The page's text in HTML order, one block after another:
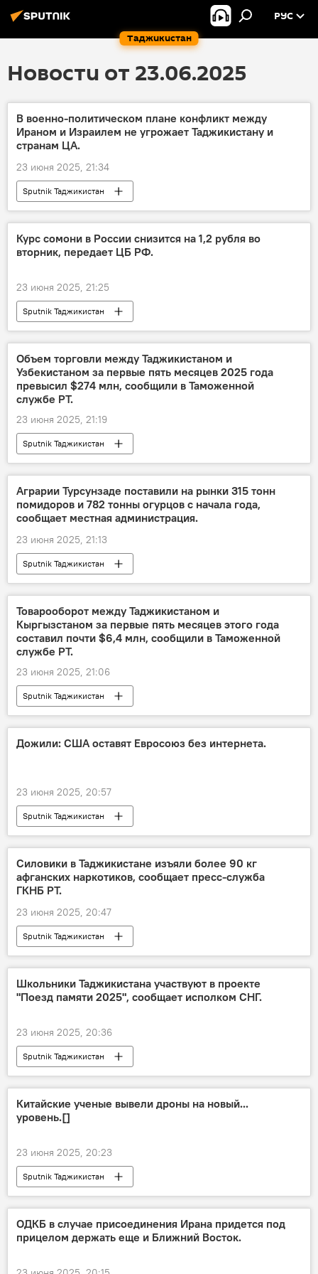
Таджикистан
РУС
Новости от 23.06.2025
В военно-политическом плане конфликт между
Ираном и Израилем не угрожает Таджикистану и
странам ЦА.
23 июня 2025, 21:34
Sputnik Таджикистан
Курс сомони в России снизится на 1,2 рубля во
вторник, передает ЦБ РФ.
23 июня 2025, 21:25
Sputnik Таджикистан
Объем торговли между Таджикистаном и
Узбекистаном за первые пять месяцев 2025 года
превысил $274 млн, сообщили в Таможенной
службе РТ.
23 июня 2025, 21:19
Sputnik Таджикистан
Аграрии Турсунзаде поставили на рынки 315 тонн
помидоров и 782 тонны огурцов с начала года,
сообщает местная администрация.
23 июня 2025, 21:13
Sputnik Таджикистан
Товарооборот между Таджикистаном и
Кыргызстаном за первые пять месяцев этого года
составил почти $6,4 млн, сообщили в Таможенной
службе РТ.
23 июня 2025, 21:06
Sputnik Таджикистан
Дожили: США оставят Евросоюз без интернета.
23 июня 2025, 20:57
Sputnik Таджикистан
Силовики в Таджикистане изъяли более 90 кг
афганских наркотиков, сообщает пресс-служба
ГКНБ РТ.
23 июня 2025, 20:47
Sputnik Таджикистан
Школьники Таджикистана участвуют в проекте
"Поезд памяти 2025", сообщает исполком СНГ.
23 июня 2025, 20:36
Sputnik Таджикистан
Китайские ученые вывели дроны на новый...
уровень.[]
23 июня 2025, 20:23
Sputnik Таджикистан
ОДКБ в случае присоединения Ирана придется под
прицелом держать еще и Ближний Восток.